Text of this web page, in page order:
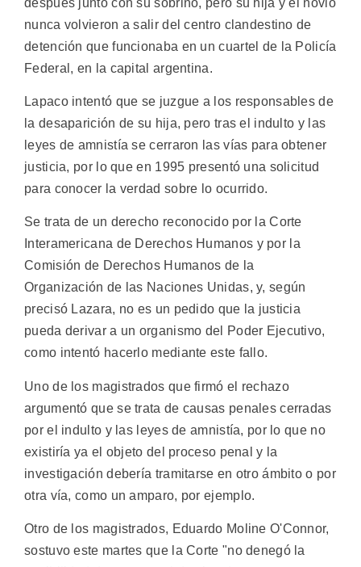
nunca volvieron a salir del centro clandestino de
detención que funcionaba en un cuartel de la Policía
Federal, en la capital argentina.
Lapaco intentó que se juzgue a los responsables de
la desaparición de su hija, pero tras el indulto y las
leyes de amnistía se cerraron las vías para obtener
justicia, por lo que en 1995 presentó una solicitud
para conocer la verdad sobre lo ocurrido.
Se trata de un derecho reconocido por la Corte
Interamericana de Derechos Humanos y por la
Comisión de Derechos Humanos de la
Organización de las Naciones Unidas, y, según
precisó Lazara, no es un pedido que la justicia
pueda derivar a un organismo del Poder Ejecutivo,
como intentó hacerlo mediante este fallo.
Uno de los magistrados que firmó el rechazo
argumentó que se trata de causas penales cerradas
por el indulto y las leyes de amnistía, por lo que no
existiría ya el objeto del proceso penal y la
investigación debería tramitarse en otro ámbito o por
otra vía, como un amparo, por ejemplo.
Otro de los magistrados, Eduardo Moline O'Connor,
sostuvo este martes que la Corte "no denegó la